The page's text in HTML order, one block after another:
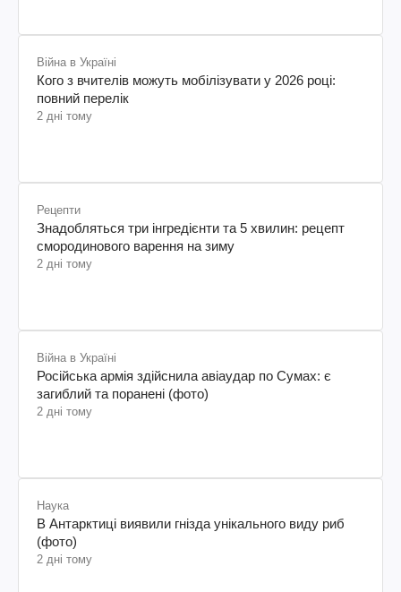
Війна в Україні
Кого з вчителів можуть мобілізувати у 2026 році:
повний перелік
2 дні тому
Рецепти
Знадобляться три інгредієнти та 5 хвилин: рецепт
смородинового варення на зиму
2 дні тому
Війна в Україні
Російська армія здійснила авіаудар по Сумах: є
загиблий та поранені (фото)
2 дні тому
Наука
В Антарктиці виявили гнізда унікального виду риб
(фото)
2 дні тому